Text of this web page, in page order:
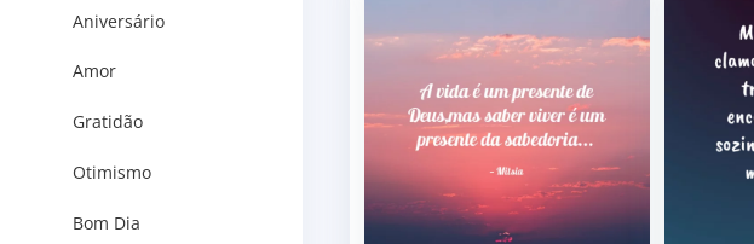
Aniversário
Amor
Gratidão
Otimismo
Bom Dia